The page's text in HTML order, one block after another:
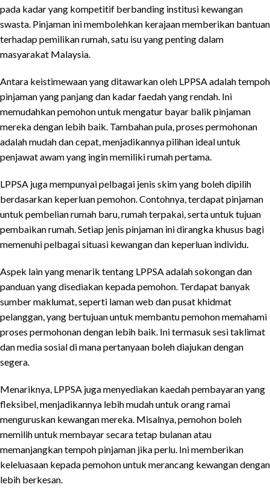
pada kadar yang kompetitif berbanding institusi kewangan
swasta. Pinjaman ini membolehkan kerajaan memberikan bantuan
terhadap pemilikan rumah, satu isu yang penting dalam
masyarakat Malaysia.
Antara keistimewaan yang ditawarkan oleh LPPSA adalah tempoh
pinjaman yang panjang dan kadar faedah yang rendah. Ini
memudahkan pemohon untuk mengatur bayar balik pinjaman
mereka dengan lebih baik. Tambahan pula, proses permohonan
adalah mudah dan cepat, menjadikannya pilihan ideal untuk
penjawat awam yang ingin memiliki rumah pertama.
LPPSA juga mempunyai pelbagai jenis skim yang boleh dipilih
berdasarkan keperluan pemohon. Contohnya, terdapat pinjaman
untuk pembelian rumah baru, rumah terpakai, serta untuk tujuan
pembaikan rumah. Setiap jenis pinjaman ini dirangka khusus bagi
memenuhi pelbagai situasi kewangan dan keperluan individu.
Aspek lain yang menarik tentang LPPSA adalah sokongan dan
panduan yang disediakan kepada pemohon. Terdapat banyak
sumber maklumat, seperti laman web dan pusat khidmat
pelanggan, yang bertujuan untuk membantu pemohon memahami
proses permohonan dengan lebih baik. Ini termasuk sesi taklimat
dan media sosial di mana pertanyaan boleh diajukan dengan
segera.
Menariknya, LPPSA juga menyediakan kaedah pembayaran yang
fleksibel, menjadikannya lebih mudah untuk orang ramai
menguruskan kewangan mereka. Misalnya, pemohon boleh
memilih untuk membayar secara tetap bulanan atau
memanjangkan tempoh pinjaman jika perlu. Ini memberikan
keleluasaan kepada pemohon untuk merancang kewangan dengan
lebih berkesan.